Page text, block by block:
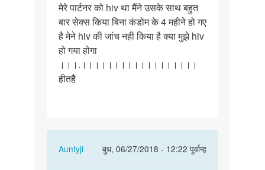
मेरे
पार्टनर
को
hiv
था
मैंने…
मेरे पार्टनर को hiv था मैंने उसके साथ बहुत
बार सेक्स किया बिना कंडोम के 4 महीने हो गए
है मेने hiv की जांच नही किया है क्या मुझे hiv
हो गया होगा
।।।.।।।।।।।।।।।।।।।।।।
हीतहै
Auntyji
बुध, 06/27/2018 - 12:22 पूर्वान्ह
In